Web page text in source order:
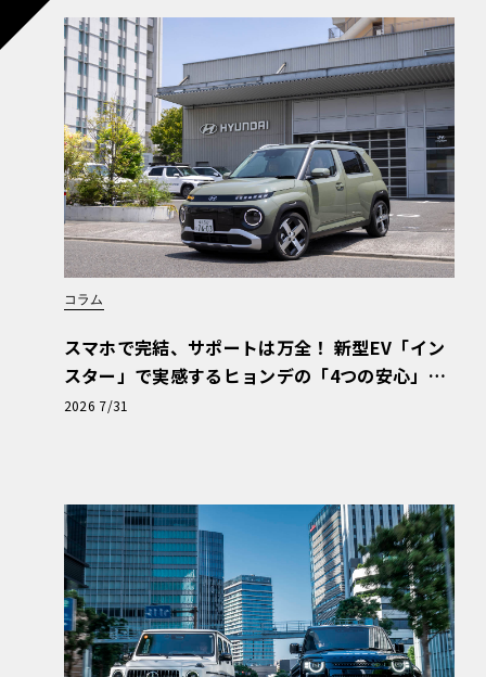
コラム
スマホで完結、サポートは万全！ 新型EV「イン
スター」で実感するヒョンデの「4つの安心」
【第1回・ヒョンデ6つの疑問：Why? Hyunda
2026 7/31